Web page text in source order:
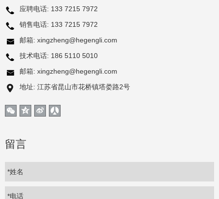
应聘电话: 133 7215 7972
销售电话: 133 7215 7972
邮箱: xingzheng@hegengli.com
技术电话: 186 5110 5010
邮箱: xingzheng@hegengli.com
地址: 江苏省昆山市花桥镇塔娄路2号
留言
*姓名
*电话